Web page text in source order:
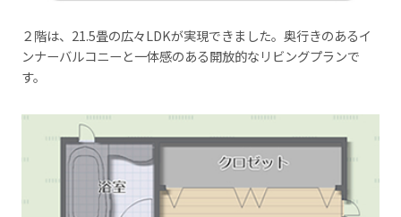
２階は、21.5畳の広々LDKが実現できました。奥行きのあるイ
ンナーバルコニーと一体感のある開放的なリビングプランで
す。